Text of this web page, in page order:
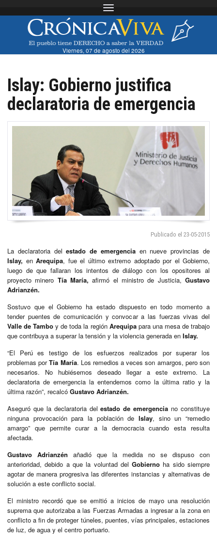
Toggle navigation
Viernes, 07 de agosto del 2026
Islay: Gobierno justifica
declaratoria de emergencia
Publicado el 23-05-2015
La declaratoria delestado de emergenciaen nueve provincias de
Islay, en Arequipa, fue el último extremo adoptado por el Gobierno,
luego de que fallaran los intentos de diálogo con los opositores al
proyecto minero Tía María, afirmó el ministro de Justicia,Gustavo
Adrianzén.
Sostuvo que el Gobierno ha estado dispuesto en todo momento a
tender puentes de comunicación y convocar a las fuerzas vivas del
Valle de Tambo y de toda la región Arequipapara una mesa de trabajo
que contribuya a superar la tensión y la violencia generada en Islay.
“El Perú es testigo de los esfuerzos realizados por superar los
problemas porTía María. Los remedios a veces son amargos, pero son
necesarios. No hubiésemos deseado llegar a este extremo. La
declaratoria de emergencia la entendemos como la última ratio y la
última razón”, recalcó Gustavo Adrianzén.
Aseguró que la declaratoria delestado de emergencia no constituye
ninguna provocación para la población de Islay, sino un “remedio
amargo” que permite curar a la democracia cuando esta resulta
afectada.
Gustavo Adrianzén añadió que la medida no se dispuso con
anterioridad, debido a que la voluntad delGobierno ha sido siempre
agotar de manera progresiva las diferentes instancias y alternativas de
solución a este conflicto social.
El ministro recordó que se emitió a inicios de mayo una resolución
suprema que autorizaba a las Fuerzas Armadas a ingresar a la zona en
conflicto a fin de proteger túneles, puentes, vías principales, estaciones
de luz, de agua y el centro portuario.